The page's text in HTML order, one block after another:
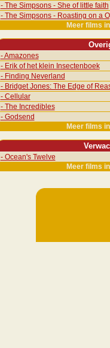
- The Simpsons - She of little faith
- The Simpsons - Roasting on a
Meer films
- Amazones
- Erik of het klein Insectenboek
- Finding Neverland
- Bridget Jones: The Edge of
- Cellular
- The Incredibles
- Godsend
Meer films
- Ocean's Twelve
Meer films